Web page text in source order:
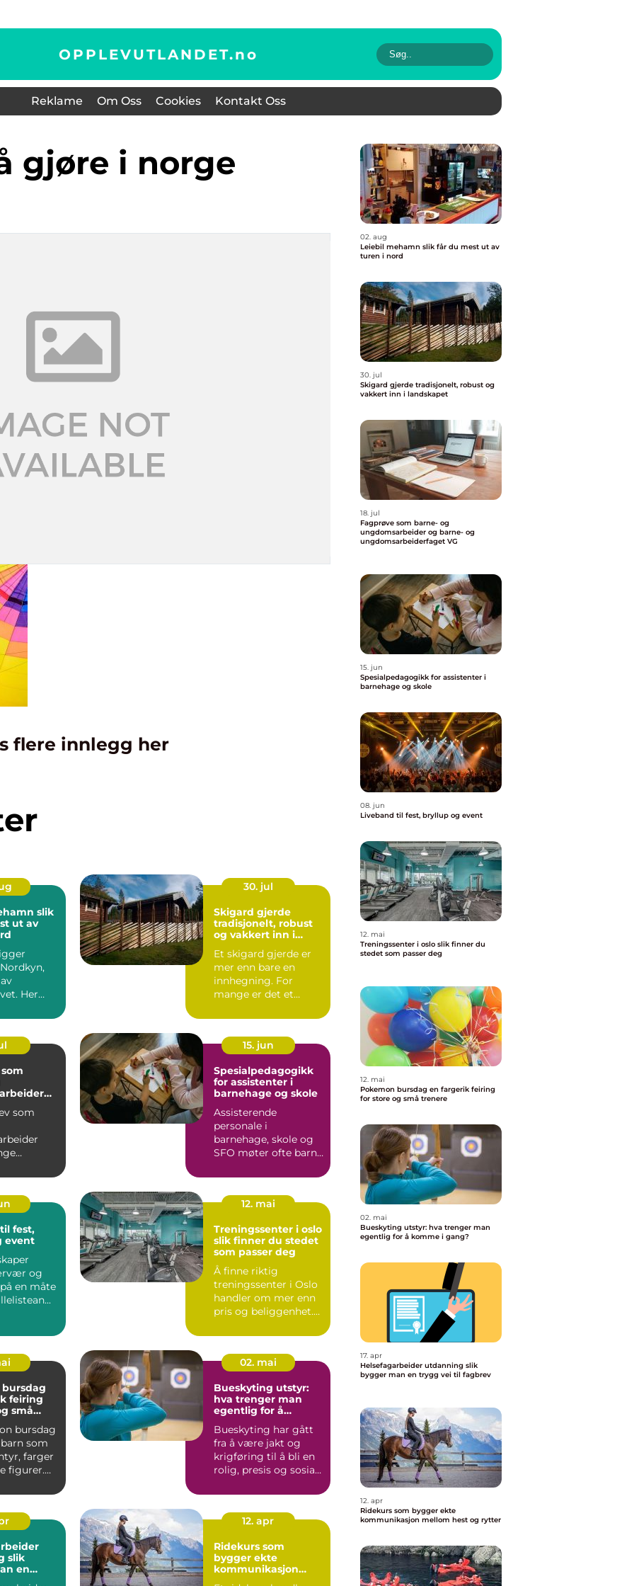
OPPLEVUTLANDET.no
Reklame Om Oss Cookies Kontakt Oss
gjøre i norge
flere innlegg her
slik
ut av
Her
30. jul
Skigard gjerde
tradisjonelt, robust
og vakkert inn i
Et skigard gjerde er
mer enn bare en
innhegning. For
mange er det et
kulturlandskap,...
som
skole...
15. jun
Spesialpedagogikk
for assistenter i
barnehage og skole
Assisterende
personale i
barnehage, skole og
SFO møter ofte barn
andre. Noen har...
fest,
event
og
en måte
12. mai
Treningssenter i oslo
slik finner du stedet
som passer deg
Å finne riktig
treningssenter i Oslo
handler om mer enn
pris og beliggenhet.
so...
feiring
små
bursdag
som
farger
figurer.
02. mai
Bueskyting utstyr:
hva trenger man
egentlig for å
Bueskyting har gått
fra å være jakt og
krigføring til å bli en
rolig, presis og sosial
en
12. apr
Ridekurs som
bygger ekte
kommunikasjon
02. aug
Leiebil mehamn slik får du mest ut av
turen i nord
30. jul
Skigard gjerde tradisjonelt, robust og
vakkert inn i landskapet
18. jul
Fagprøve som barne- og
ungdomsarbeider og barne- og
ungdomsarbeiderfaget VG
15. jun
Spesialpedagogikk for assistenter i
barnehage og skole
08. jun
Liveband til fest, bryllup og event
12. mai
Treningssenter i oslo slik finner du
stedet som passer deg
12. mai
Pokemon bursdag en fargerik feiring
for store og små trenere
02. mai
Bueskyting utstyr: hva trenger man
egentlig for å komme i gang?
17. apr
Helsefagarbeider utdanning slik
bygger man en trygg vei til fagbrev
12. apr
Ridekurs som bygger ekte
kommunikasjon mellom hest og rytter